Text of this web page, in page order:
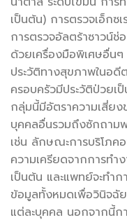
เป็นต้น) การตรวจเอ็กซ
การตรวจอัลตร้าซาวน์ช่
ด้วยเครื่องมือพิเศษอื่น
ประวัติทางสุขภาพในอดี
ครอบครัวมีประวัติป่วยเป็
กลุ่มนี้มีอัตราความเสี่ย
บุคคลอื่นรวมถึงซักถา
เช่น ลักษณะการบริโภค
ความเครียดจากการท
เป็นต้น และแพทย์จะทำ
ข้อมูลทั้งหมดเพื่อวินิจฉัย
แต่ละบุคคล นอกจากนี้ก